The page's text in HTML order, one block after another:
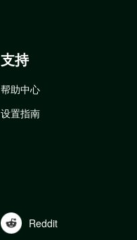
支持
帮助中心
设置指南
Reddit